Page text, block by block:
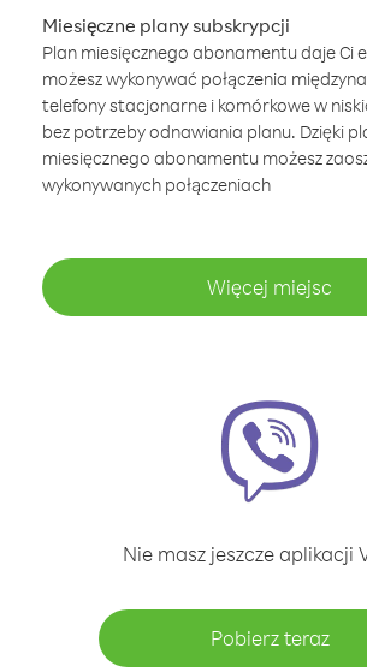
Miesięczne plany subskrypcji
Plan miesięcznego abonamentu daje Ci
możesz wykonywać połączenia
telefony stacjonarne i komórkowe w
bez potrzeby odnawiania planu. Dzięki
miesięcznego abonamentu możesz
wykonywanych połączeniach
Więcej miejsc
Nie masz jeszcze aplikacji
Pobierz teraz